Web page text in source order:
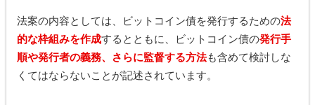
法案の内容としては、ビットコイン債を発行するための法
的な枠組みを作成するとともに、ビットコイン債の発行手
順や発行者の義務、さらに監督する方法も含めて検討しな
くてはならないことが記述されています。